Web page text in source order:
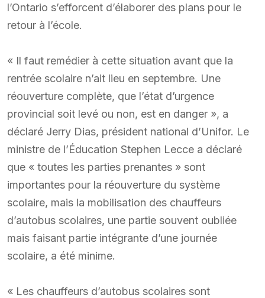
l’Ontario s’efforcent d’élaborer des plans pour le
retour à l’école.
« Il faut remédier à cette situation avant que la
rentrée scolaire n’ait lieu en septembre. Une
réouverture complète, que l’état d’urgence
provincial soit levé ou non, est en danger », a
déclaré Jerry Dias, président national d’Unifor. Le
ministre de l’Éducation Stephen Lecce a déclaré
que « toutes les parties prenantes » sont
importantes pour la réouverture du système
scolaire, mais la mobilisation des chauffeurs
d’autobus scolaires, une partie souvent oubliée
mais faisant partie intégrante d’une journée
scolaire, a été minime.
« Les chauffeurs d’autobus scolaires sont